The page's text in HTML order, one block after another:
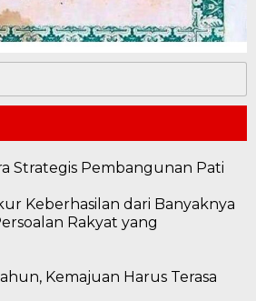
Strategis Pembangunan Pati
Keberhasilan dari Banyaknya
Rakyat yang
Kemajuan Harus Terasa